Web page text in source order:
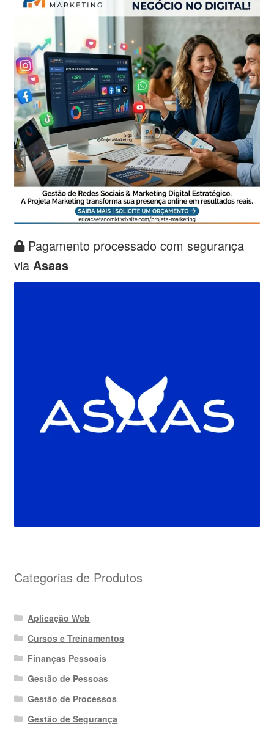
Pagamento processado com segurança
via Asaas
Categorias de Produtos
Aplicação Web
Cursos e Treinamentos
Finanças Pessoais
Gestão de Pessoas
Gestão de Processos
Gestão de Segurança